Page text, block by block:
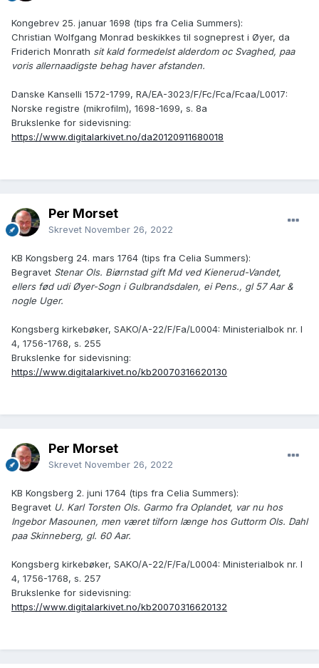
Kongebrev 25. januar 1698 (tips fra Celia Summers):
Christian Wolfgang Monrad beskikkes til sogneprest i Øyer, da
Friderich Monrath sit kald formedelst alderdom oc Svaghed, paa
voris allernaadigste behag haver afstanden.
Danske Kanselli 1572-1799, RA/EA-3023/F/Fc/Fca/Fcaa/L0017:
Norske registre (mikrofilm), 1698-1699, s. 8a
Brukslenke for sidevisning:
https://www.digitalarkivet.no/da20120911680018
Per Morset
Skrevet November 26, 2022
KB Kongsberg 24. mars 1764 (tips fra Celia Summers):
Begravet Stenar Ols. Biørnstad gift Md ved Kienerud-Vandet,
ellers fød udi Øyer-Sogn i Gulbrandsdalen, ei Pens., gl 57 Aar &
nogle Uger.
Kongsberg kirkebøker, SAKO/A-22/F/Fa/L0004: Ministerialbok nr. I
4, 1756-1768, s. 255
Brukslenke for sidevisning:
https://www.digitalarkivet.no/kb20070316620130
Per Morset
Skrevet November 26, 2022
KB Kongsberg 2. juni 1764 (tips fra Celia Summers):
Begravet U. Karl Torsten Ols. Garmo fra Oplandet, var nu hos
Ingebor Masounen, men været tilforn længe hos Guttorm Ols. Dahl
paa Skinneberg, gl. 60 Aar.
Kongsberg kirkebøker, SAKO/A-22/F/Fa/L0004: Ministerialbok nr. I
4, 1756-1768, s. 257
Brukslenke for sidevisning:
https://www.digitalarkivet.no/kb20070316620132